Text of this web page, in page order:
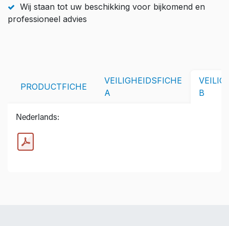
Wij staan tot uw beschikking voor bijkomend en
professioneel advies
PRODUCTFICHE
VEILIGHEIDSFICHE
A
B
Nederlands: